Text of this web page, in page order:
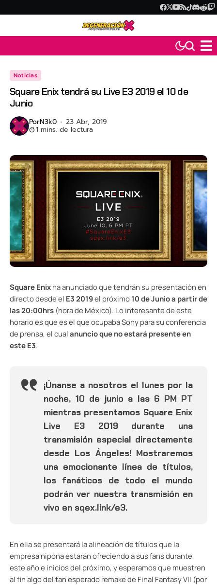
Noticias
Square Enix tendrá su Live E3 2019 el 10 de
Junio
PorN3k0 23 Abr, 2019
1 mins. de lectura
Square Enixha anunciadoque tendrán su presentación en
directo desde el E3 2019el próximo10 de Junio a partir de
las 20:00hrs (hora de México). Lo interesante de este
horario es que es el que ocupaba Sony para su conferencia
de prensa, el cualanuncio que no estará presente en
este E3.
¡Únanse a nosotros el lunes por la
noche, 10 de junio a las 6 PM PT
mientras presentamos Square Enix
Live E3 2019 durante una
transmisión especial directamente
desde Los Ángeles! Mostraremos
una emocionante línea de títulos,
los fanáticos de todo el mundo
podrán ver nuestra transmisión en
vivo en sqex.link/e3.
En ella se presentará la alineación de títulos que la
empresa nipona estarán ofreciendo a sus fans durante
este año e inicios del próximo, y esperamos que muestren
al fin algo del tan esperado remake de Final Fantasy VII (por